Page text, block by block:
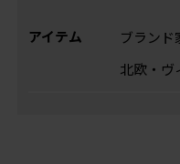
アイテム
ブランド
北欧・ヴ